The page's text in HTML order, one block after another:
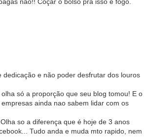
e não poder desfrutar dos louros
só a proporção que seu blog tomou! E o
ainda nao sabem lidar com os
so a diferença que é hoje de 3 anos
Tudo anda e muda mto rapido, nem